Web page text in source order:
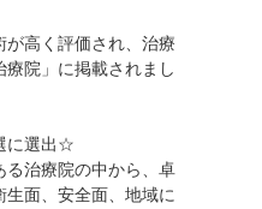
が高く評価され、治療
療院」に掲載されまし
に選出☆
る治療院の中から、卓
生面、安全面、地域に